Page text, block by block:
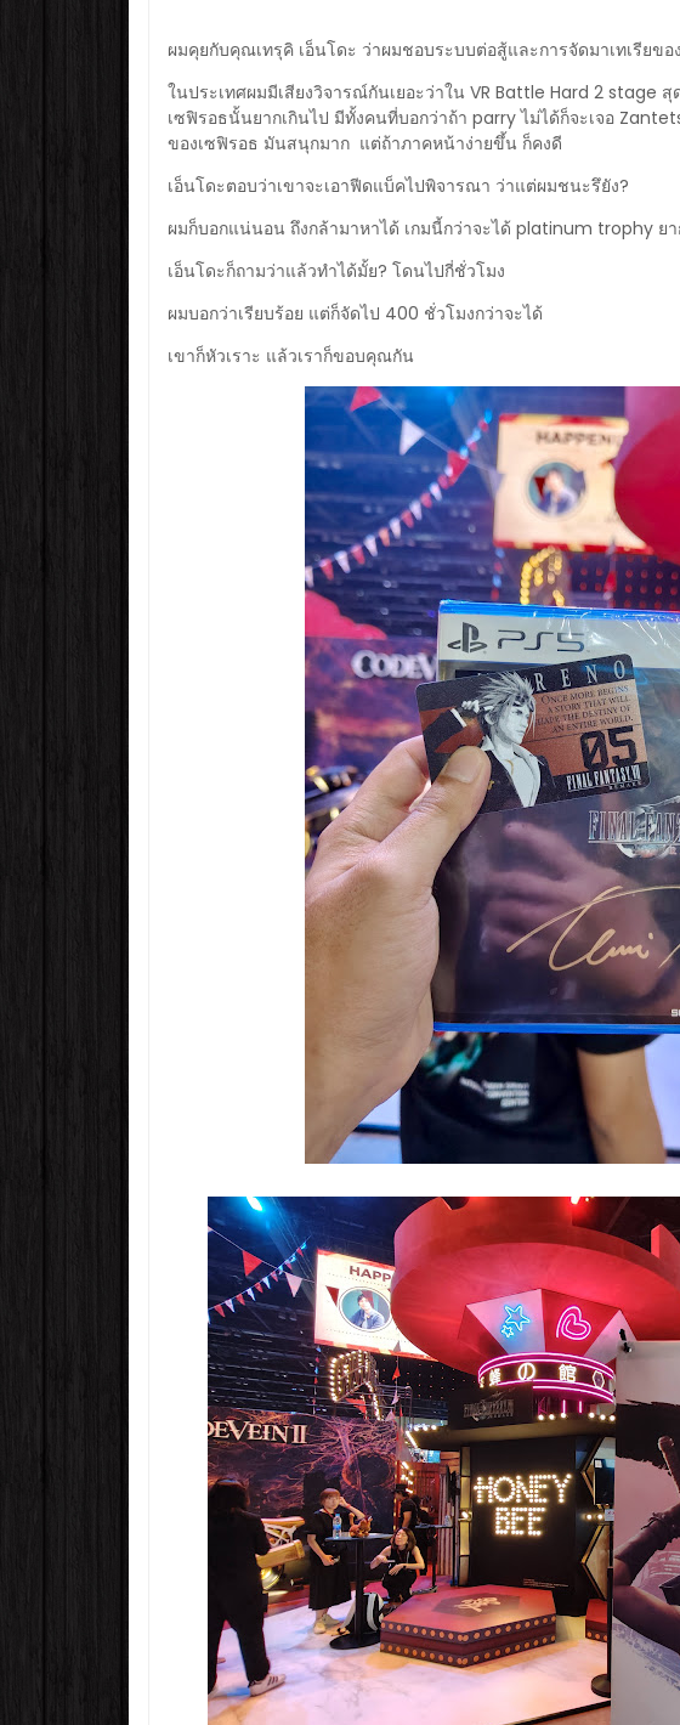
ผมคุยกับคุณเทรุคิ เอ็นโดะ ว่าผมชอบระบบต่อสู้และการจัดมาเทเรียข
ในประเทศผมมีเสียงวิจารณ์กันเยอะว่าใน VR Battle Hard 2 stage
เซฟิรอธนั้นยากเกินไป มีทั้งคนที่บอกว่าถ้า parry ไม่ได้ก็จะเจอ
ของเซฟิรอธ มันสนุกมาก แต่ถ้าภาคหน้าง่ายขึ้น ก็คงดี
เอ็นโดะตอบว่าเขาจะเอาฟีดแบ็คไปพิจารณา ว่าแต่ผมชนะรึยัง?
ผมก็บอกแน่นอน ถึงกล้ามาหาได้ เกมนี้กว่าจะได้ platinum trophy ยา
เอ็นโดะก็ถามว่าแล้วทำได้มั้ย? โดนไปกี่ชั่วโมง
ผมบอกว่าเรียบร้อย แต่ก็จัดไป 400 ชั่วโมงกว่าจะได้
เขาก็หัวเราะ แล้วเราก็ขอบคุณกัน